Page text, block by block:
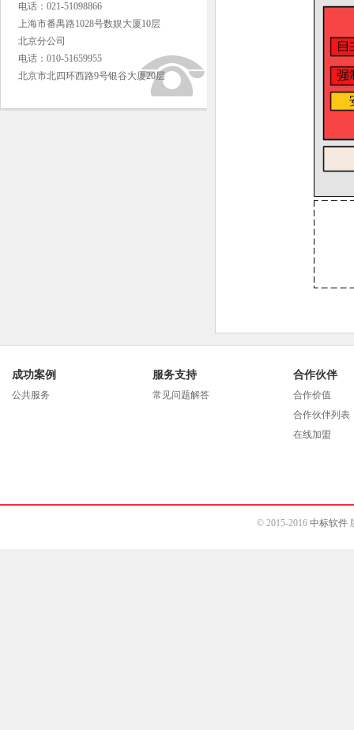
电话：021-51098866
上海市番禺路1028号数娱大厦10层
北京分公司
电话：010-51659955
北京市北四环西路9号银谷大厦20层
成功案例
公共服务
服务支持
常见问题解答
合作伙伴
合作价值
合作伙伴列表
在线加盟
© 2015-2016 中标软件